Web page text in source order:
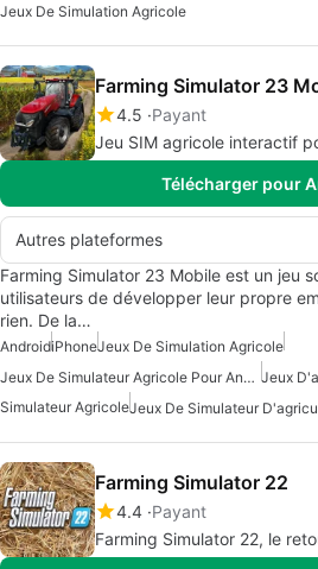
Jeux De Simulation Agricole
Farming Simulator 23
4.5 Payant
Jeu SIM agricole interactif
Télécharger pour
Autres plateformes
Farming Simulator 23 Mobile est un jeu
utilisateurs de développer leur propre
rien. De la…
AndroidiPhoneJeux De Simulation Agricole
Jeux De Simulateur Agricole Pour Android Jeux
Simulateur AgricoleJeux De Simulateur
Farming Simulator 22
4.4 Payant
Farming Simulator 22, le